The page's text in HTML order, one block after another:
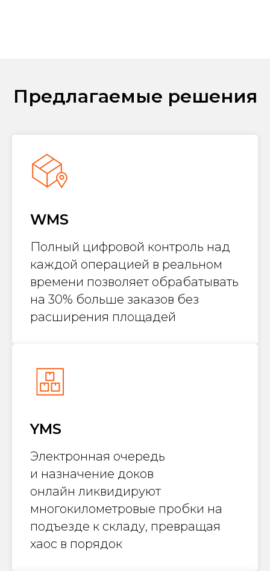
Предлагаемые решения
WMS
Полный цифровой контроль над
каждой операцией в реальном
времени позволяет обрабатывать
на 30% больше заказов без
расширения площадей
YMS
Электронная очередь
и назначение доков
онлайн ликвидируют
многокилометровые пробки на
подъезде к складу, превращая
хаос в порядок